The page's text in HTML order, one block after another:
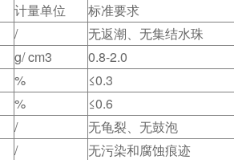
计量单位 标准要求
/ 无返潮、无集结水珠
g/ cm3 0.8-2.0
% ≤0.3
% ≤0.6
/ 无龟裂、无鼓泡
/ 无污染和腐蚀痕迹